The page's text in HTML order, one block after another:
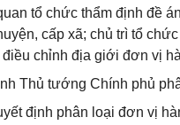
tổ chức thẩm định đề
cấp xã; chủ trì tổ
điều chỉnh địa giới đơn vị
Thủ tướng Chính phủ
định phân loại đơn vị